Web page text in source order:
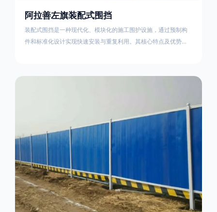
阿拉善左旗装配式围挡
装配式围挡是一种现代化、模块化的施工围护设施，通过预制构
件和标准化设计实现快速安装与重复利用。其核心特点及优势如
撑、横撑加强筋等部件增强整体稳定性立柱规格：通常为